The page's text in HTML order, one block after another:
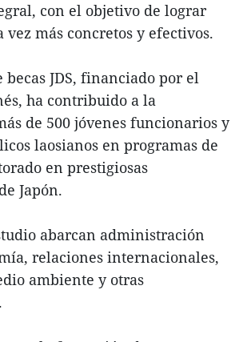
con el objetivo de lograr
vez más concretos y efectivos.
JDS, financiado por el
ha contribuido a la
de 500 jóvenes funcionarios y
laosianos en programas de
en prestigiosas
Japón.
abarcan administración
relaciones internacionales,
ambiente y otras